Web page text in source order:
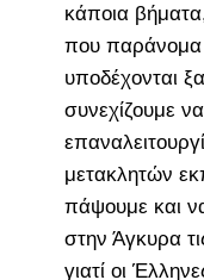
κάποια
που παράνομα
υποδέχονται
συνεχίζουμε
μετακλητών
πάψουμε και
στην Άγκυρα
γιατί οι